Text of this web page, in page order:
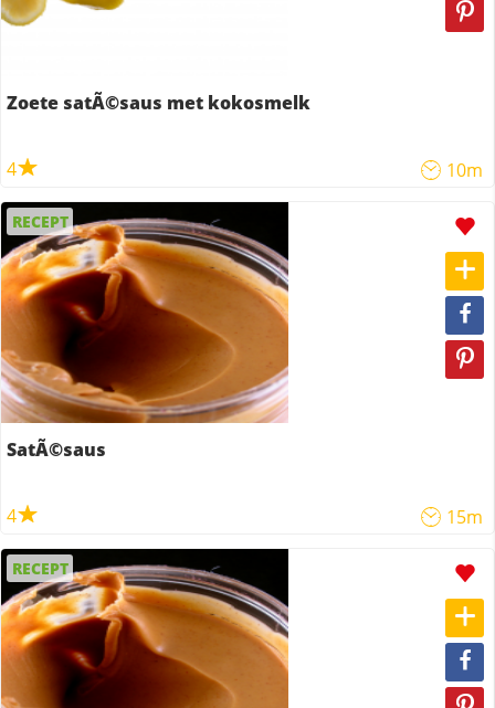
Zoete satÃ©saus met kokosmelk
4 10m
RECEPT
SatÃ©saus
4 15m
RECEPT